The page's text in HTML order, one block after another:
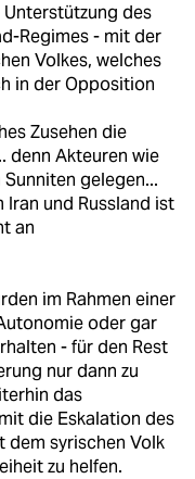
des
Regimes - mit der
Volkes, welches
in der Opposition
Zusehen die
denn Akteuren wie
gelegen...
Iran und Russland ist
an
im Rahmen einer
oder gar
- für den Rest
nur dann zu
das
die Eskalation des
dem syrischen Volk
zu helfen.